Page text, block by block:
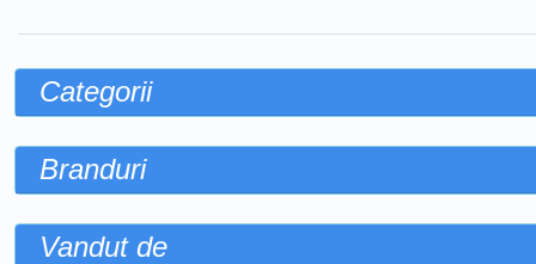
Categorii
Branduri
Vandut de